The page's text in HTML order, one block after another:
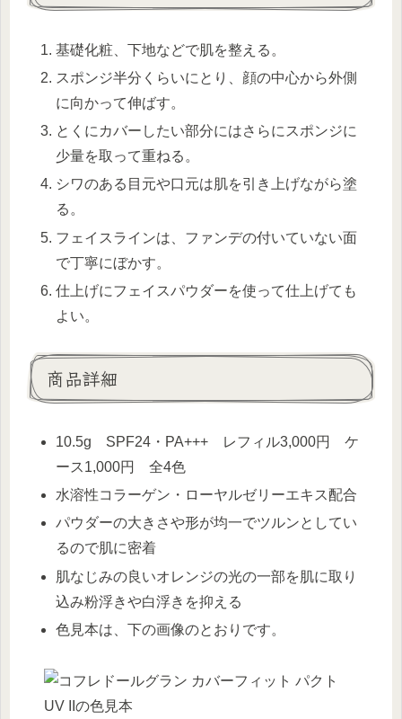
基礎化粧、下地などで肌を整える。
スポンジ半分くらいにとり、顔の中心から外側
に向かって伸ばす。
とくにカバーしたい部分にはさらにスポンジに
少量を取って重ねる。
シワのある目元や口元は肌を引き上げながら塗
る。
フェイスラインは、ファンデの付いていない面
で丁寧にぼかす。
仕上げにフェイスパウダーを使って仕上げても
よい。
商品詳細
10.5g SPF24・PA+++ レフィル3,000円 ケ
ース1,000円 全4色
水溶性コラーゲン・ローヤルゼリーエキス配合
パウダーの大きさや形が均一でツルンとしてい
るので肌に密着
肌なじみの良いオレンジの光の一部を肌に取り
込み粉浮きや白浮きを抑える
色見本は、下の画像のとおりです。